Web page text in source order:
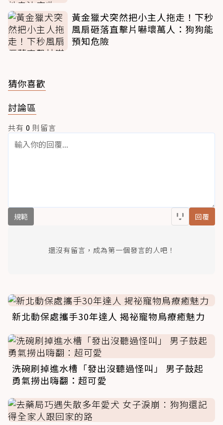
黃金獵犬突然把小主人拖走！下秒
風扇砸落直擊片嚇壞萬人：狗狗能
預知危險
猜你喜歡
討論區
共有 0 則留言
規範 回覆
還沒有留言，成為第一個發言的人吧！
新北動保處攜手30年達人 揭祕寵物鳥療癒魅力
洗碗刷掉進水槽「發出沒聽過怪叫」 男子鼓起
勇氣撈出嗨翻：超可愛